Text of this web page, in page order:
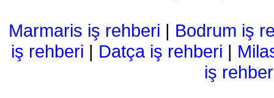
Marmaris iş rehberi | Bodrum iş
iş rehberi | Datça iş rehberi |
iş